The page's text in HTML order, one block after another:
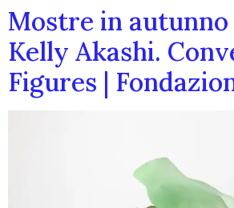
Mostre in autunno
Kelly Akashi.
Figures |